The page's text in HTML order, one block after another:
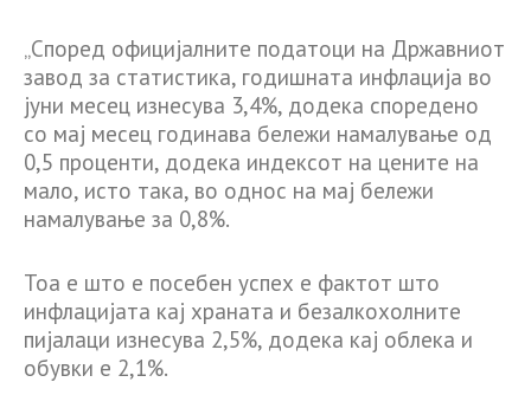
„Според официјалните податоци на Државниот
завод за статистика, годишната инфлација во
јуни месец изнесува 3,4%, додека споредено
со мај месец годинава бележи намалување од
0,5 проценти, додека индексот на цените на
мало, исто така, во однос на мај бележи
намалување за 0,8%.
Тоа е што е посебен успех е фактот што
инфлацијата кај храната и безалкохолните
пијалаци изнесува 2,5%, додека кај облека и
обувки е 2,1%.